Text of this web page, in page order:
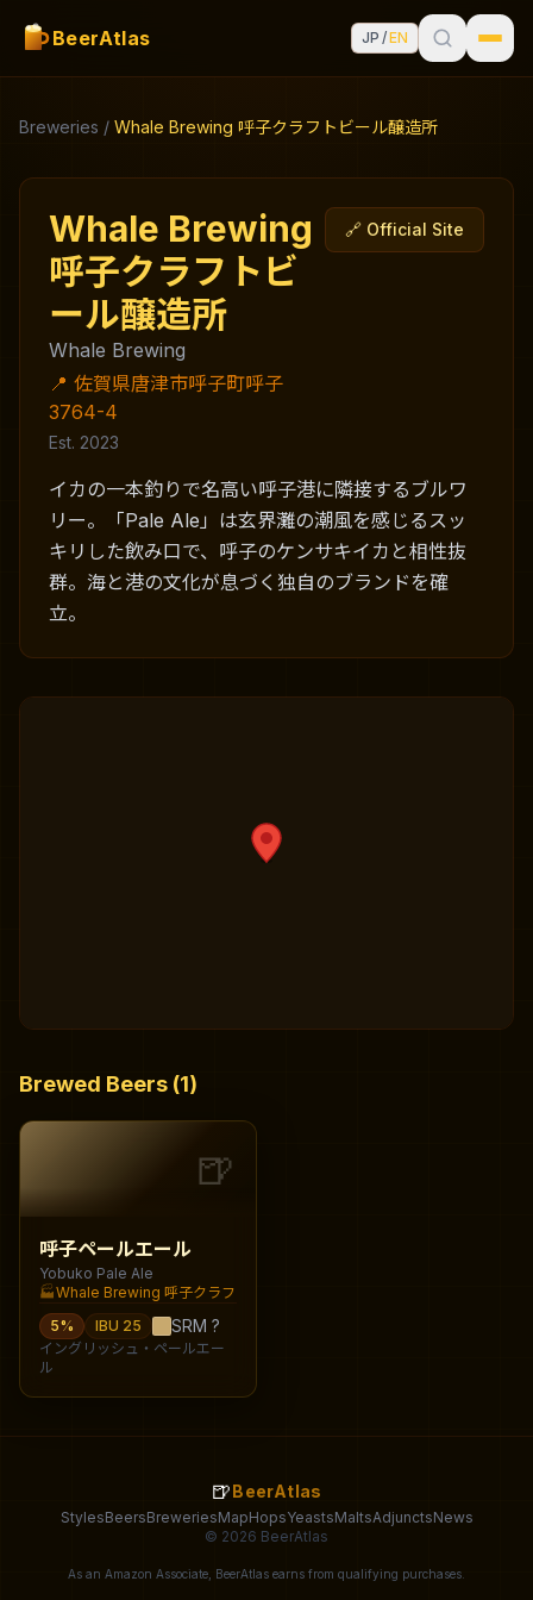
BeerAtlas JP /EN
Breweries / Whale Brewing 呼子クラフトビール醸造所
Whale Brewing
呼子クラフトビ
ール醸造所
Whale Brewing
📍 佐賀県唐津市呼子町呼子
3764-4
Est. 2023
🔗 Official Site
イカの一本釣りで名高い呼子港に隣接するブルワ
リー。「Pale Ale」は玄界灘の潮風を感じるスッ
キリした飲み口で、呼子のケンサキイカと相性抜
群。海と港の文化が息づく独自のブランドを確
立。
Brewed Beers (1)
🍺
呼子ペールエール
Yobuko Pale Ale
🏭Whale Brewing 呼子クラフトビール醸造所
5% IBU 25 SRM ?
イングリッシュ・ペールエー
ル
🍺BeerAtlas
StylesBeersBreweriesMapHopsYeastsMaltsAdjunctsNews
© 2026 BeerAtlas
As an Amazon Associate, BeerAtlas earns from qualifying purchases.